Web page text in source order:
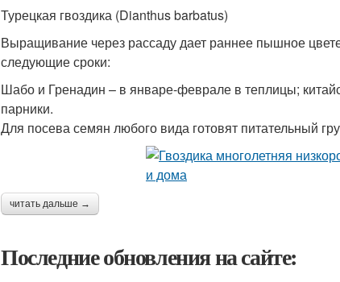
Турецкая гвоздика (Dianthus barbatus)
Выращивание через рассаду дает раннее пышное
следующие сроки:
Шабо и Гренадин – в январе-феврале в теплицы;
парники.
Для посева семян любого вида готовят питательный
читать дальше →
Последние обновления на сайте: